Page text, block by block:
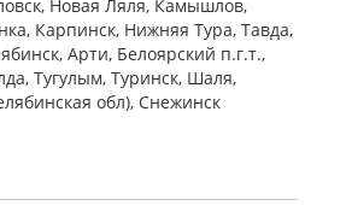
Новая Ляля, Камышлов,
Карпинск, Нижняя Тура, Тавда,
Арти, Белоярский п.г.т.,
Тугулым, Туринск, Шаля,
обл), Снежинск